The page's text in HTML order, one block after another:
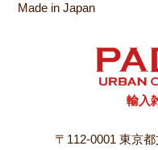
Made in Japan
輸入
〒112-0001 東京